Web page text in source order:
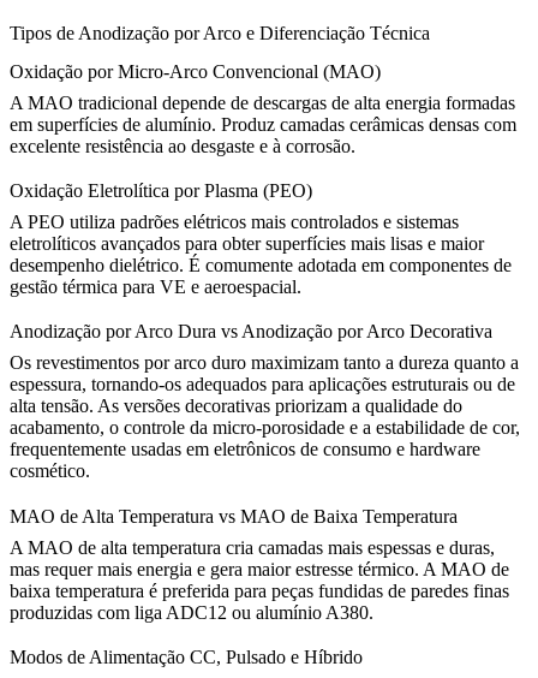
Tipos de Anodização por Arco e Diferenciação Técnica
Oxidação por Micro-Arco Convencional (MAO)
A MAO tradicional depende de descargas de alta energia formadas
em superfícies de alumínio. Produz camadas cerâmicas densas com
excelente resistência ao desgaste e à corrosão.
Oxidação Eletrolítica por Plasma (PEO)
A PEO utiliza padrões elétricos mais controlados e sistemas
eletrolíticos avançados para obter superfícies mais lisas e maior
desempenho dielétrico. É comumente adotada em componentes de
gestão térmica para VE e aeroespacial.
Anodização por Arco Dura vs Anodização por Arco Decorativa
Os revestimentos por arco duro maximizam tanto a dureza quanto a
espessura, tornando-os adequados para aplicações estruturais ou de
alta tensão. As versões decorativas priorizam a qualidade do
acabamento, o controle da micro-porosidade e a estabilidade de cor,
frequentemente usadas em eletrônicos de consumo e hardware
cosmético.
MAO de Alta Temperatura vs MAO de Baixa Temperatura
A MAO de alta temperatura cria camadas mais espessas e duras,
mas requer mais energia e gera maior estresse térmico. A MAO de
baixa temperatura é preferida para peças fundidas de paredes finas
produzidas com liga ADC12 ou alumínio A380.
Modos de Alimentação CC, Pulsado e Híbrido